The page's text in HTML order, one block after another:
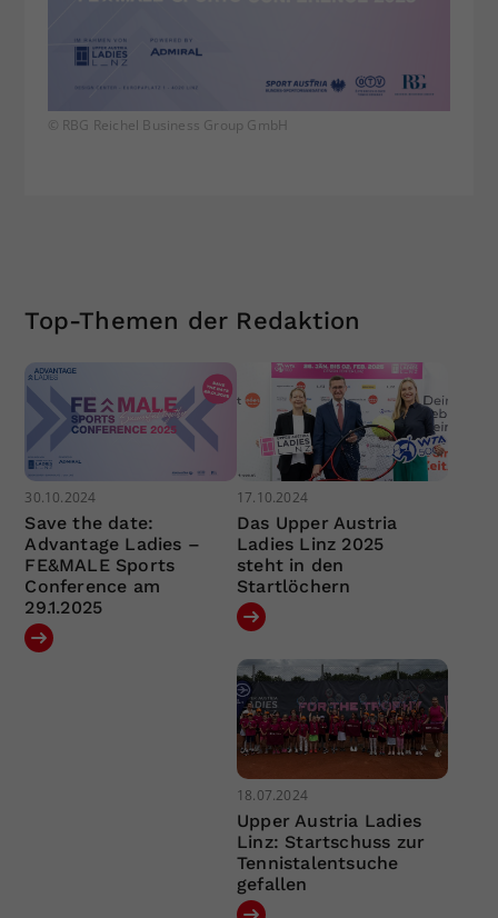
© RBG Reichel Business Group GmbH
Top-Themen der Redaktion
30.10.2024
Save the date:
Advantage Ladies –
FE&MALE Sports
Conference am
29.1.2025
17.10.2024
Das Upper Austria
Ladies Linz 2025
steht in den
Startlöchern
18.07.2024
Upper Austria Ladies
Linz: Startschuss zur
Tennistalentsuche
gefallen